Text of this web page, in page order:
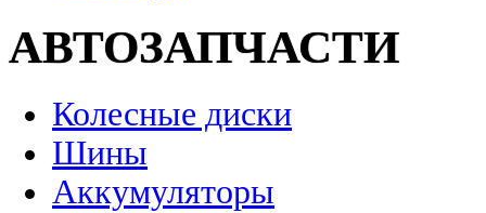
АВТОЗАПЧАСТИ
Колесные диски
Шины
Аккумуляторы